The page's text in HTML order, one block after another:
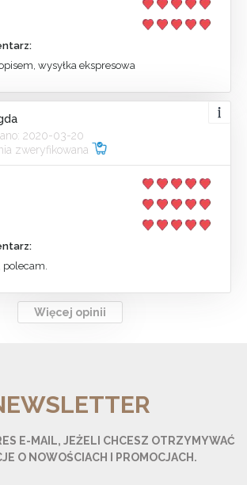
wysyłka ekspresowa
2020-03-20
zweryfikowana
polecam.
Więcej opinii
E-MAIL, JEŻELI CHCESZ OTRZYMYWAĆ
O NOWOŚCIACH I PROMOCJACH.